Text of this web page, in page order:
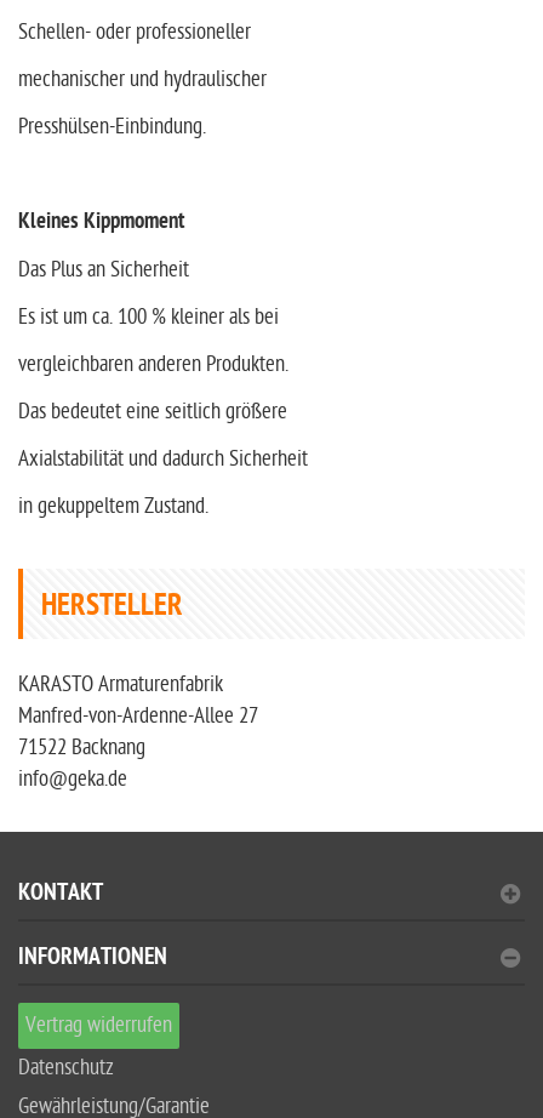
Schellen- oder professioneller
mechanischer und hydraulischer
Presshülsen-Einbindung.
Kleines Kippmoment
Das Plus an Sicherheit
Es ist um ca. 100 % kleiner als bei
vergleichbaren anderen Produkten.
Das bedeutet eine seitlich größere
Axialstabilität und dadurch Sicherheit
in gekuppeltem Zustand.
HERSTELLER
KARASTO Armaturenfabrik
Manfred-von-Ardenne-Allee 27
71522 Backnang
info@geka.de
KONTAKT
INFORMATIONEN
Vertrag widerrufen
Datenschutz
Gewährleistung/Garantie